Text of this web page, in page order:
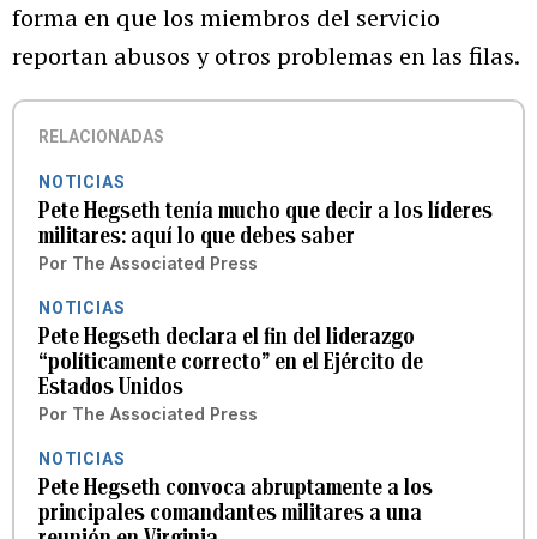
forma en que los miembros del servicio
reportan abusos y otros problemas en las filas.
RELACIONADAS
NOTICIAS
Pete Hegseth tenía mucho que decir a los líderes
militares: aquí lo que debes saber
Por The Associated Press
NOTICIAS
Pete Hegseth declara el fin del liderazgo
“políticamente correcto” en el Ejército de
Estados Unidos
Por The Associated Press
NOTICIAS
Pete Hegseth convoca abruptamente a los
principales comandantes militares a una